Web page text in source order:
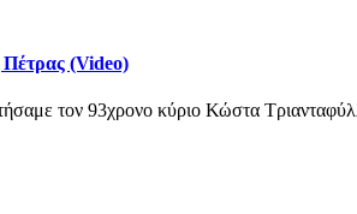
Πέτρας (Video)
τον 93χρονο κύριο Κώστα